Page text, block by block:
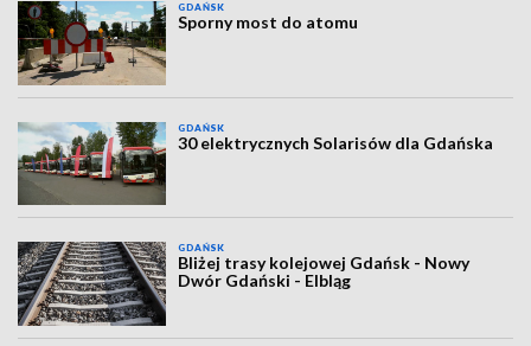
GDAŃSK
Sporny most do atomu
GDAŃSK
30 elektrycznych Solarisów dla Gdańska
GDAŃSK
Bliżej trasy kolejowej Gdańsk - Nowy
Dwór Gdański - Elbląg